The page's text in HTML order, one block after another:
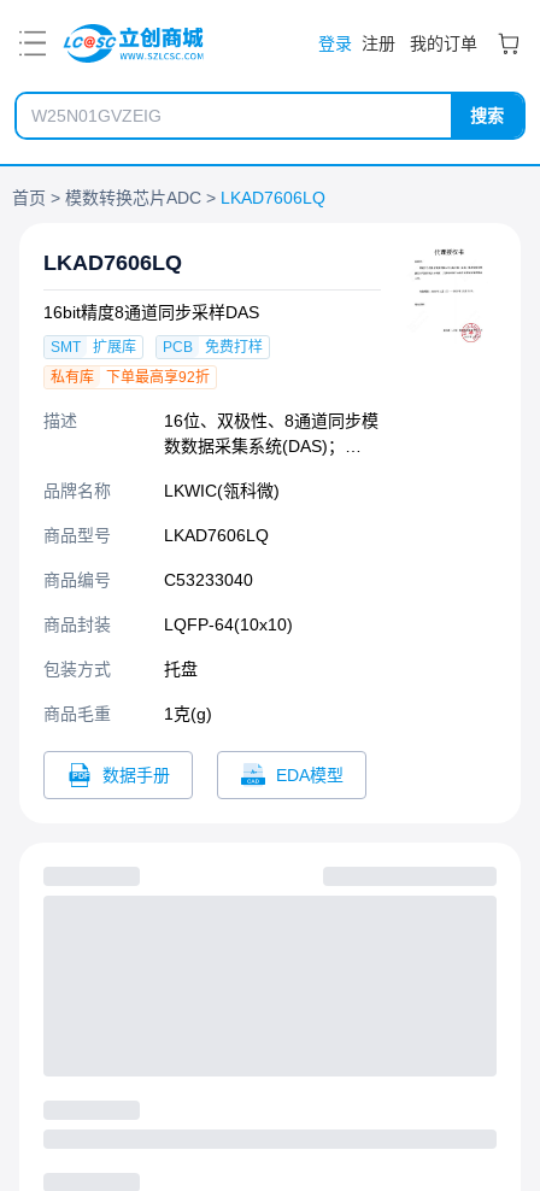
登录 注册 我的订单
搜索
首页 模数转换芯片ADC LKAD7606LQ
LKAD7606LQ
16bit精度8通道同步采样DAS
SMT 扩展库 PCB
免费打样
私有库
下单最高享92折
描述
16位、双极性、8通道同步模
数数据采集系统(DAS)；
品在设计上参考了AD7606、
品牌名称 LKWIC(瓴科微)
商品型号 LKAD7606LQ
商品编号 C53233040
商品封装 LQFP-64(10x10)​
包装方式 托盘
商品毛重 1克(g)
数据手册 EDA模型